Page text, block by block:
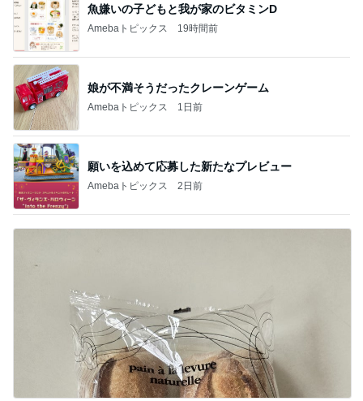
魚嫌いの子どもと我が家のビタミンD
Amebaトピックス 19時間前
娘が不満そうだったクレーンゲーム
Amebaトピックス 1日前
願いを込めて応募した新たなプレビュー
Amebaトピックス 2日前